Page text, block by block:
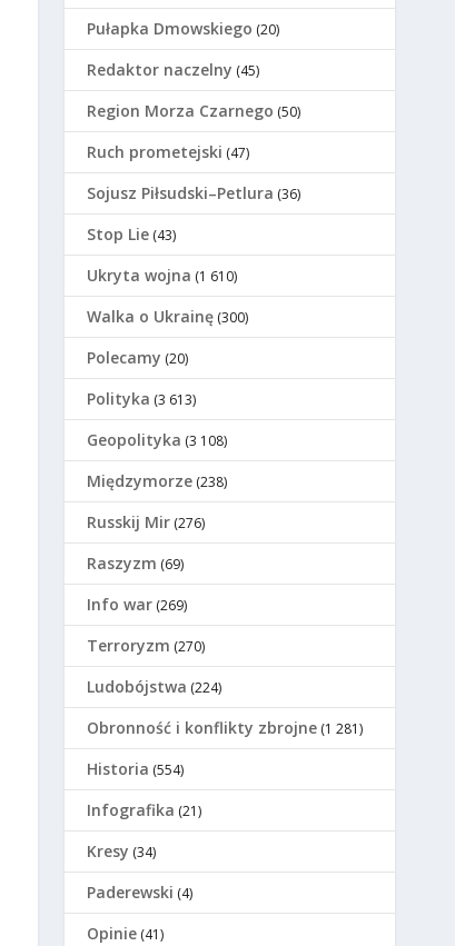
Pułapka Dmowskiego (20)
Redaktor naczelny (45)
Region Morza Czarnego (50)
Ruch prometejski (47)
Sojusz Piłsudski–Petlura (36)
Stop Lie (43)
Ukryta wojna (1 610)
Walka o Ukrainę (300)
Polecamy (20)
Polityka (3 613)
Geopolityka (3 108)
Międzymorze (238)
Russkij Mir (276)
Raszyzm (69)
Info war (269)
Terroryzm (270)
Ludobójstwa (224)
Оbronność i konflikty zbrojne (1 281)
Historia (554)
Infografika (21)
Kresy (34)
Paderewski (4)
Opinie (41)